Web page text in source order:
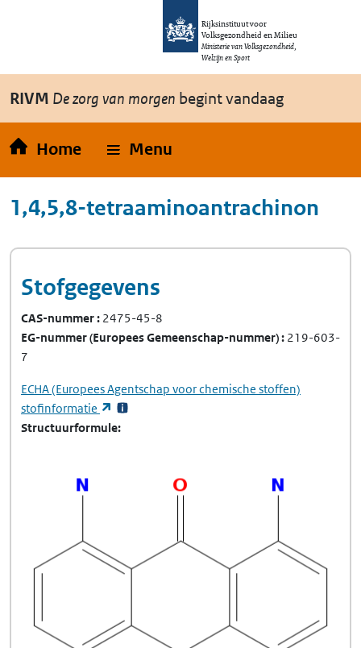
Overslaan en naar de inhoud gaan
Rijksinstituut voor
Volksgezondheid en Milieu
Ministerie van Volksgezondheid,
Welzijn en Sport
RIVM De zorg van morgen begint vandaag
Home Menu
1,4,5,8-tetraaminoantrachinon
Stofgegevens
CAS-nummer 2475-45-8
EG-nummer(Europees Gemeenschap-nummer) 219-603-
7
ECHA(Europees Agentschap voor chemische stoffen)
stofinformatie
(opent in een nieuw tabblad)
Structuurformule